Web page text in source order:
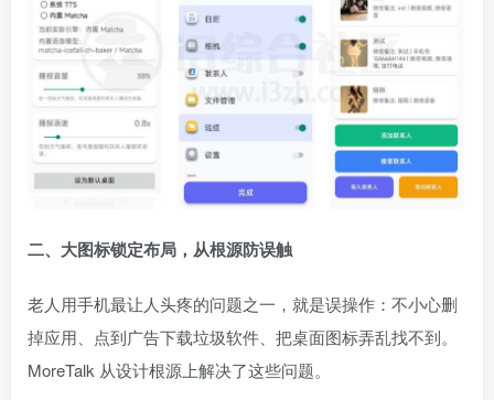
二、大图标锁定布局，从根源防误触
老人用手机最让人头疼的问题之一，就是误操作：不小心删
掉应用、点到广告下载垃圾软件、把桌面图标弄乱找不到。
MoreTalk 从设计根源上解决了这些问题。